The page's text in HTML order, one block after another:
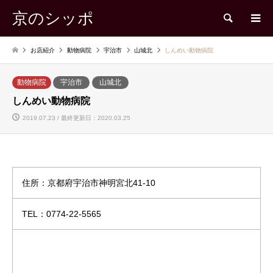
京のシッポ 検索
お店紹介 動物病院 宇治市 山城北 しんめい動物病院
動物病院 宇治市 山城北
しんめい動物病院
2019.07.23 / 最終更新日：2020.03.25
住所：京都府宇治市神明宮北41-10
TEL：0774-22-5565